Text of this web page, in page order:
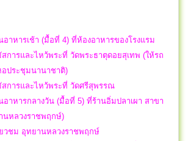
าหารเช้า (มื้อที่ 4) ที่ห้องอาหารของโรงแรม
การและไหว้พระที่ วัดพระธาตุดอยสุเทพ (ให้รถ
ประชุมนานาชาติ)
การและไหว้พระที่ วัดศรีสุพรรณ
อาหารกลางวัน (มื้อที่ 5) ที่ร้านอิ่มปลาเผา สาขา
นหลวงราชพฤกษ์)
วชม อุทยานหลวงราชพฤกษ์